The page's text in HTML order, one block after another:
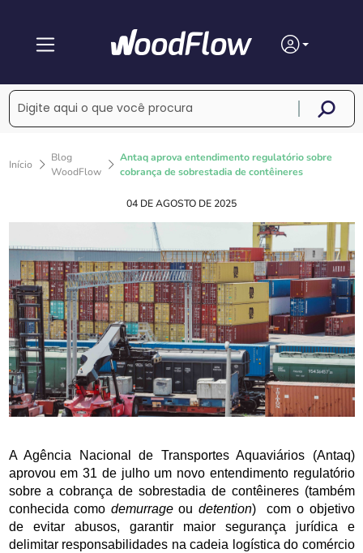
Início
Blog
WoodFlow
Antaq aprova entendimento regulatório sobre
cobrança de sobrestadia de contêineres
04 DE AGOSTO DE 2025
A Agência Nacional de Transportes Aquaviários (Antaq)
aprovou em 31 de julho um novo entendimento regulatório
sobre a cobrança de sobrestadia de contêineres (também
conhecida como demurrage ou detention)  com o objetivo
de evitar abusos, garantir maior segurança jurídica e
delimitar responsabilidades na cadeia logística do comércio